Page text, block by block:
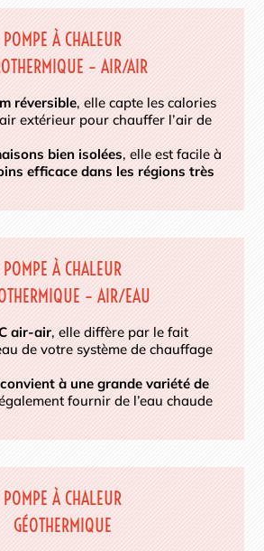
POMPE À CHALEUR
– AIR/AIR
réversible, elle capte les calories
extérieur pour chauffer l’air de
bien isolées, elle est facile à
efficace dans les régions très
POMPE À CHALEUR
– AIR/EAU
air-air, elle diffère par le fait
de votre système de chauffage
à une grande variété de
fournir de l’eau chaude
POMPE À CHALEUR
GÉOTHERMIQUE